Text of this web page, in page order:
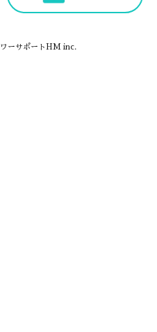
ーサポートHM inc.